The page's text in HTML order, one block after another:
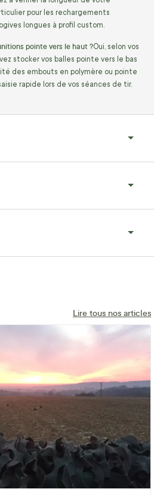
pour les rechargements
longues à profil custom.
pointe vers le haut ?Oui, selon vos
stocker vos balles pointe vers le bas
des embouts en polymère ou pointe
rapide lors de vos séances de tir.
Lire tous nos articles